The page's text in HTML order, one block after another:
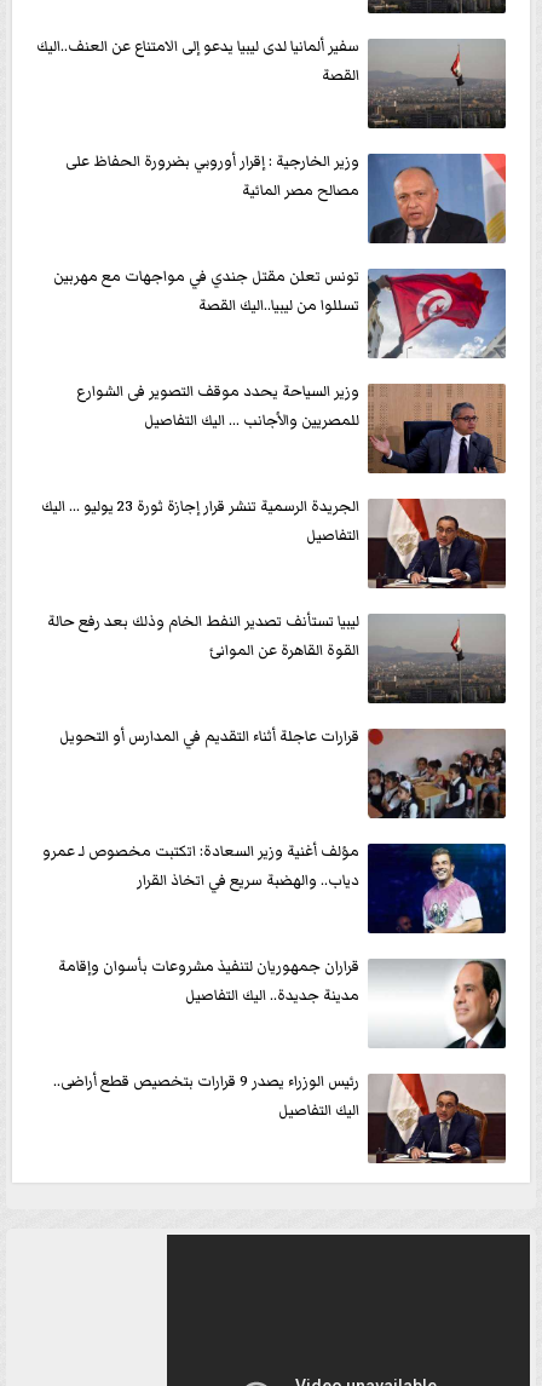
سفير ألمانيا لدى ليبيا يدعو إلى الامتناع عن العنف..اليك
القصة
وزير الخارجية : إقرار أوروبي بضرورة الحفاظ على
مصالح مصر المائية
تونس تعلن مقتل جندي في مواجهات مع مهربين
تسللوا من ليبيا..اليك القصة
وزير السياحة يحدد موقف التصوير فى الشوارع
للمصريين والأجانب ... اليك التفاصيل
الجريدة الرسمية تنشر قرار إجازة ثورة 23 يوليو ... اليك
التفاصيل
ليبيا تستأنف تصدير النفط الخام وذلك بعد رفع حالة
القوة القاهرة عن الموانئ
قرارات عاجلة أثناء التقديم في المدارس أو التحويل
مؤلف أغنية وزير السعادة: اتكتبت مخصوص لـ عمرو
دياب.. والهضبة سريع في اتخاذ القرار
قراران جمهوريان لتنفيذ مشروعات بأسوان وإقامة
مدينة جديدة.. اليك التفاصيل
رئيس الوزراء يصدر 9 قرارات بتخصيص قطع أراضى..
اليك التفاصيل